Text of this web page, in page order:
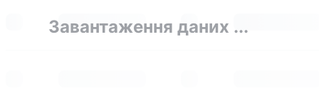
Завантаження даних ...